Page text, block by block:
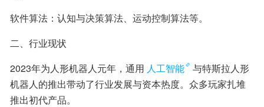
软件算法：认知与决策算法、运动控制算法等。
二、行业现状
2023年为人形机器人元年，通用 人工智能
与特斯拉人形
机器人的推出带动了行业发展与资本热度。众多玩家扎堆
推出初代产品。